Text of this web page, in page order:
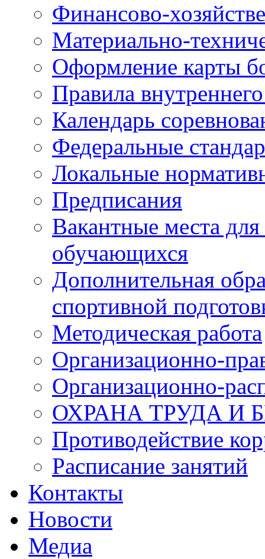
Финансово-
Материально-
Оформление карты
Правила
Календарь
Федеральные
Локальные
Предписания
Вакантные места
обучающихся
Дополнительная
спортивной
Методическая работа
Организационно-
Организационно-
ОХРАНА ТРУДА И
Противодействие
Расписание занятий
Контакты
Новости
Медиа